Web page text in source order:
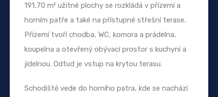
191,70 m² užitné plochy se rozkládá v přízemí a
horním patře a také na přístupné střešní terase.
Přízemí tvoří chodba, WC, komora a prádelna,
koupelna a otevřený obývací prostor s kuchyní a
jídelnou. Odtud je vstup na krytou terasu.
Schodiště vede do horního patra, kde se nachází